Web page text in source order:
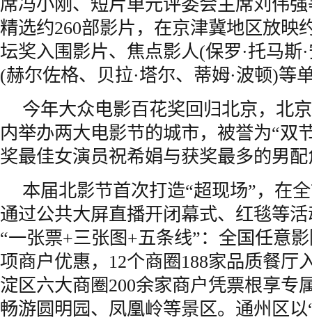
席冯小刚、短片单元评委会主席刘伟
精选约260部影片，在京津冀地区放映
坛奖入围影片、焦点影人(保罗·托马斯
(赫尔佐格、贝拉·塔尔、蒂姆·波顿)等
今年大众电影百花奖回归北京，北
内举办两大电影节的城市，被誉为“双
奖最佳女演员祝希娟与获奖最多的男
本届北影节首次打造“超现场”，在
通过公共大屏直播开闭幕式、红毯等
“一张票+三张图+五条线”：全国任意
项商户优惠，12个商圈188家品质餐厅
淀区六大商圈200余家商户凭票根享专
畅游圆明园、凤凰岭等景区。通州区